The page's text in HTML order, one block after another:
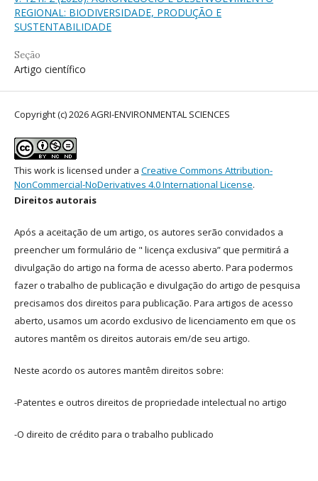
REGIONAL: BIODIVERSIDADE, PRODUÇÃO E
SUSTENTABILIDADE
Seção
Artigo científico
Copyright (c) 2026 AGRI-ENVIRONMENTAL SCIENCES
This work is licensed under a Creative Commons Attribution-
NonCommercial-NoDerivatives 4.0 International License.
Direitos autorais
Após a aceitação de um artigo, os autores serão convidados a
preencher um formulário de " licença exclusiva” que permitirá a
divulgação do artigo na forma de acesso aberto. Para podermos
fazer o trabalho de publicação e divulgação do artigo de pesquisa
precisamos dos direitos para publicação. Para artigos de acesso
aberto, usamos um acordo exclusivo de licenciamento em que os
autores mantêm os direitos autorais em/de seu artigo.
Neste acordo os autores mantêm direitos sobre:
-Patentes e outros direitos de propriedade intelectual no artigo
-O direito de crédito para o trabalho publicado